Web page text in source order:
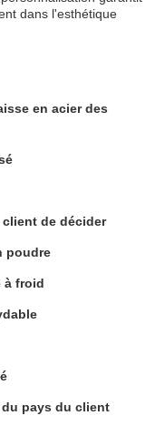
dans l'esthétique
en acier des
client de décider
poudre
à froid
pays du client